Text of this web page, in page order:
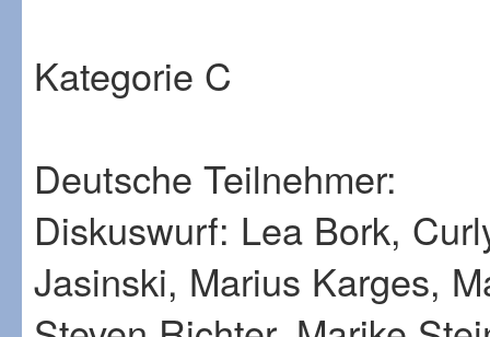
Kategorie C
Deutsche Teilnehmer:
Diskuswurf: Lea Bork,
Jasinski, Marius Karges,